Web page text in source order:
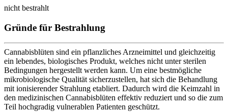
nicht bestrahlt
Gründe für Bestrahlung
Cannabisblüten sind ein pflanzliches Arzneimittel und gleichzeitig
ein lebendes, biologisches Produkt, welches nicht unter sterilen
Bedingungen hergestellt werden kann. Um eine bestmögliche
mikrobiologische Qualität sicherzustellen, hat sich die Behandlung
mit ionisierender Strahlung etabliert. Dadurch wird die Keimzahl in
den medizinischen Cannabisblüten effektiv reduziert und so die zum
Teil hochgradig vulnerablen Patienten geschützt.